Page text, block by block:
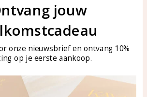
KAYA Sieraden
Bellen of WhatsApp Ma-Vr
tussen 09:00-17:00
Tel: 0850003187
WhatsApp: 0850003187
klantenservice@kayasierade
jouw
onze nieuwsbrief en ontvang 10%
op je eerste aankoop.